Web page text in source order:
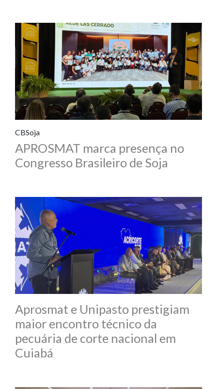
CBSoja
APROSMAT marca presença no
Congresso Brasileiro de Soja
Aprosmat e Unipasto prestigiam
maior encontro técnico da
pecuária de corte nacional em
Cuiabá